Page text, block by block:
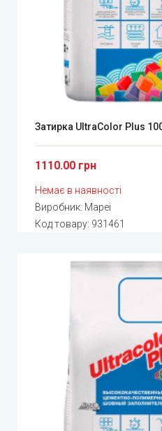
Затирка UltraColor Plus
1110.00 грн
Немає в наявності
Виробник: Mapei
Код товару: 931461